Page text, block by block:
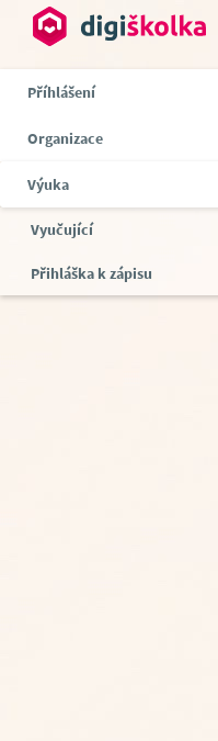
Příhlášení
Organizace
Výuka
Vyučující
Přihláška k zápisu